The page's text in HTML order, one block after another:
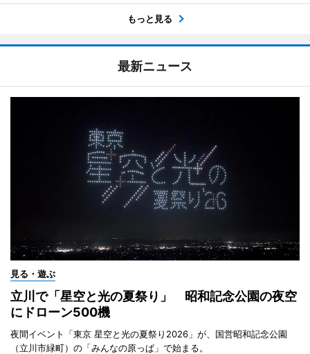
もっと見る
最新ニュース
見る・遊ぶ
立川で「星空と光の夏祭り」 昭和記念公園の夜空
にドローン500機
夜間イベント「東京 星空と光の夏祭り2026」が、国営昭和記念公園
（立川市緑町）の「みんなの原っぱ」で始まる。